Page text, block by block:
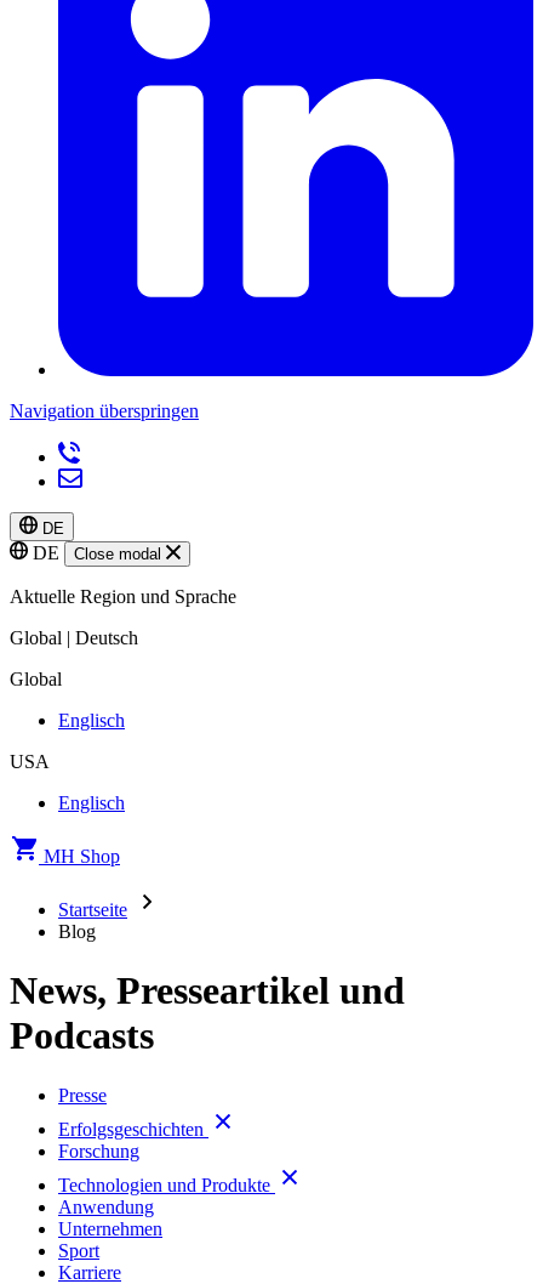
Navigation überspringen
DE
DE Close modal
Aktuelle Region und Sprache
Global | Deutsch
Global
Englisch
USA
Englisch
MH Shop
Startseite
Blog
News, Presseartikel und
Podcasts
Presse
Erfolgsgeschichten
Forschung
Technologien und Produkte
Anwendung
Unternehmen
Sport
Karriere